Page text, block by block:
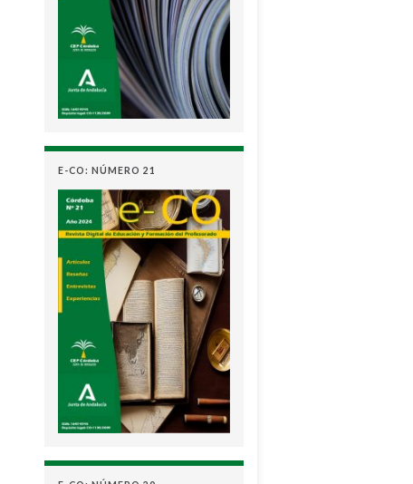
E-CO: NÚMERO 21